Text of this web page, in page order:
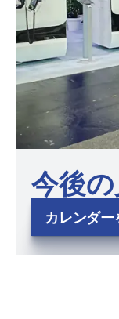
今後
カレンダー